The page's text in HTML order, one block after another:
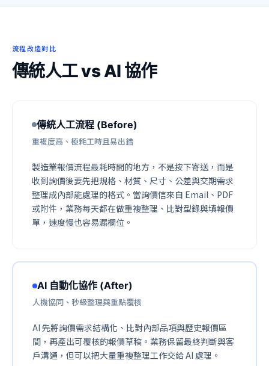
流程改造對比
傳統人工 vs AI 協作
傳統人工流程 (Before)
重複度高、極耗工時且易出錯
製造業報價流程最耗時間的地方，不是按下寄送，而是
收到詢價後要先把規格、材質、尺寸、公差與交期需求
整理成內部能處理的格式。當詢價信來自 Email、PDF
或附件，業務每天都在做重複整理、比對型錄與填報價
單，速度慢也容易漏欄位。
AI 自動化協作 (After)
人機協同、秒級整理與重點覆核
AI 先將詢價需求結構化、比對內部品項與歷史報價區
間，再產出可覆核的報價草稿。業務保留最終判斷與客
戶溝通，但可以把大量重複整理工作交給 AI 處理。